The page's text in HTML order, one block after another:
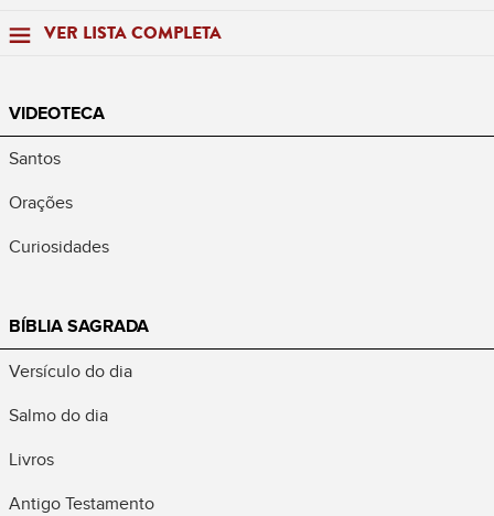
VER LISTA COMPLETA
VIDEOTECA
Santos
Orações
Curiosidades
BÍBLIA SAGRADA
Versículo do dia
Salmo do dia
Livros
Antigo Testamento